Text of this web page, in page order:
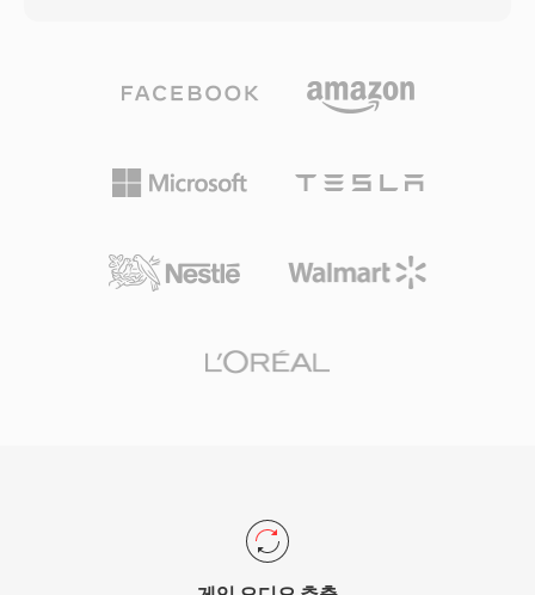
가에게 XA는 클래식 Maxis 타이틀 에셋을 풀 때
를 보존합니다. 이 포맷은 서브밴드 ADPCM과 벡
생성합니다. 확장 버전인 DTS-HD Master Audio
는 24비트/192 kHz까지 비트 단위 정확도를 위한
는 AV 리시버, 게임 콘솔, 차량 인포테인먼트 시스
닉이 있습니다. 물리적 미디어나 고급 스트리밍을